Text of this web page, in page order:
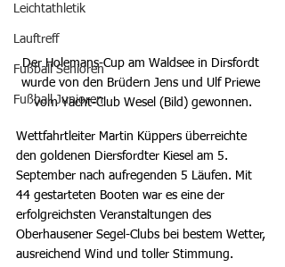
Leichtathletik
Lauftreff
Fußball Senioren
Fußball Junioren
Der Holemans-Cup am Waldsee in Dirsfordt
wurde von den Brüdern Jens und Ulf Priewe
vom Yacht-Club Wesel (Bild) gewonnen.
Wettfahrtleiter Martin Küppers überreichte
den goldenen Diersfordter Kiesel am 5.
September nach aufregenden 5 Läufen. Mit
44 gestarteten Booten war es eine der
erfolgreichsten Veranstaltungen des
Oberhausener Segel-Clubs bei bestem Wetter,
ausreichend Wind und toller Stimmung.